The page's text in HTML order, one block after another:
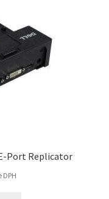
Port Replicator
DPH